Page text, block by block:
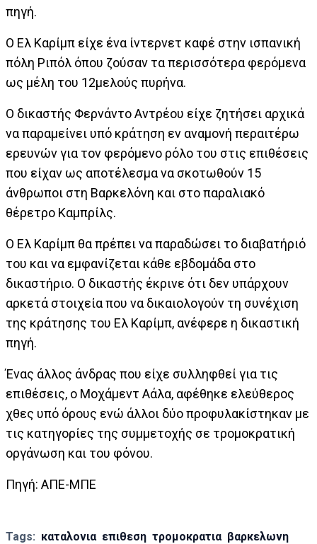
πηγή.
Ο Ελ Καρίμπ είχε ένα ίντερνετ καφέ στην ισπανική
πόλη Ριπόλ όπου ζούσαν τα περισσότερα φερόμενα
ως μέλη του 12μελούς πυρήνα.
Ο δικαστής Φερνάντο Αντρέου είχε ζητήσει αρχικά
να παραμείνει υπό κράτηση εν αναμονή περαιτέρω
ερευνών για τον φερόμενο ρόλο του στις επιθέσεις
που είχαν ως αποτέλεσμα να σκοτωθούν 15
άνθρωποι στη Βαρκελόνη και στο παραλιακό
θέρετρο Καμπρίλς.
Ο Ελ Καρίμπ θα πρέπει να παραδώσει το διαβατήριό
του και να εμφανίζεται κάθε εβδομάδα στο
δικαστήριο. Ο δικαστής έκρινε ότι δεν υπάρχουν
αρκετά στοιχεία που να δικαιολογούν τη συνέχιση
της κράτησης του Ελ Καρίμπ, ανέφερε η δικαστική
πηγή.
Ένας άλλος άνδρας που είχε συλληφθεί για τις
επιθέσεις, ο Μοχάμεντ Αάλα, αφέθηκε ελεύθερος
χθες υπό όρους ενώ άλλοι δύο προφυλακίστηκαν με
τις κατηγορίες της συμμετοχής σε τρομοκρατική
οργάνωση και του φόνου.
Πηγή: ΑΠΕ-ΜΠΕ
Tags: καταλονια επιθεση τρομοκρατια βαρκελωνη